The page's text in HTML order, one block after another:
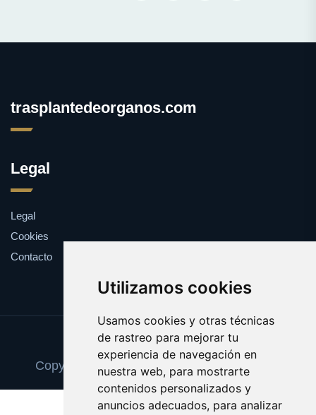
Utilizamos cookies
Usamos cookies y otras técnicas
de rastreo para mejorar tu
experiencia de navegación en
nuestra web, para mostrarte
contenidos personalizados y
anuncios adecuados, para analizar
trasplantedeorganos.com
Legal
Legal
Cookies
Contacto
Update cookies preferences
Copyright © 2025 trasplantedeorganos.com